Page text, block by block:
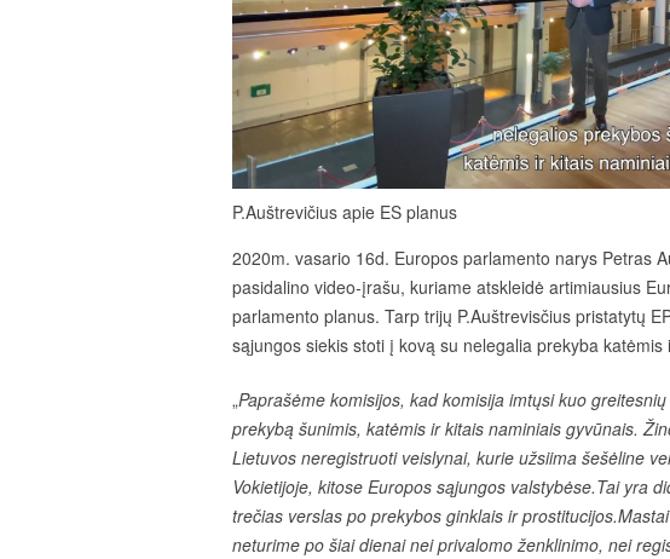
P.Auštrevičius apie ES planus
2020m. vasario 16d. Europos parlamento narys Petras
pasidalino video-įrašu, kuriame atskleidė artimiausius
parlamento planus. Tarp trijų P.Auštrevisčius pristatytų
sąjungos siekis stoti į kovą su nelegalia prekyba katėmis
„Paprašėme komisijos, kad komisija imtųsi kuo
prekybą šunimis, katėmis ir kitais naminiais gyvūnais.
Lietuvos neregistruoti veislynai, kurie užsiima šešėline
Vokietijoje, kitose Europos sąjungos valstybėse.Tai yra
trečias verslas po prekybos ginklais ir
neturime po šiai dienai nei privalomo ženklinimo, nei